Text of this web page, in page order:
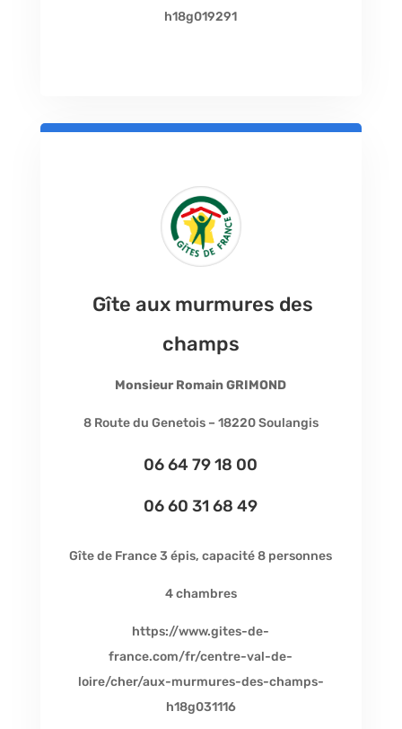
h18g019291
Gîte aux murmures des
champs
Monsieur Romain GRIMOND
8 Route du Genetois – 18220 Soulangis
06 64 79 18 00
06 60 31 68 49
Gîte de France 3 épis, capacité 8 personnes
4 chambres
https://www.gites-de-
france.com/fr/centre-val-de-
loire/cher/aux-murmures-des-champs-
h18g031116